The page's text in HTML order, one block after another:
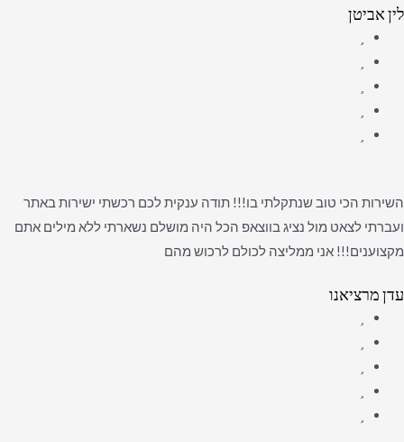
לין אביטן
השירות הכי טוב שנתקלתי בו!!! תודה ענקית לכם רכשתי ישירות באתר
ועברתי לצאט מול נציג בווצאפ הכל היה מושלם נשארתי ללא מילים אתם
מקצוענים!!! אני ממליצה לכולם לרכוש מהם
עדן מרציאנו